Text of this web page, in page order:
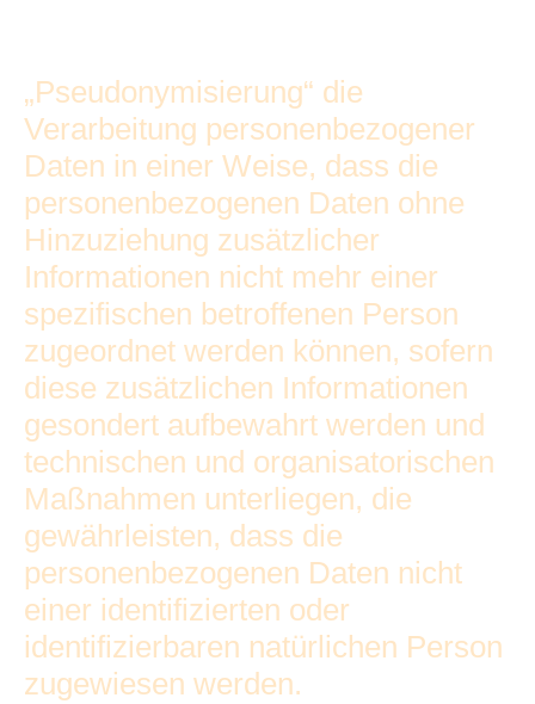
„Pseudonymisierung“ die
Verarbeitung personenbezogener
Daten in einer Weise, dass die
personenbezogenen Daten ohne
Hinzuziehung zusätzlicher
Informationen nicht mehr einer
spezifischen betroffenen Person
zugeordnet werden können, sofern
diese zusätzlichen Informationen
gesondert aufbewahrt werden und
technischen und organisatorischen
Maßnahmen unterliegen, die
gewährleisten, dass die
personenbezogenen Daten nicht
einer identifizierten oder
identifizierbaren natürlichen Person
zugewiesen werden.